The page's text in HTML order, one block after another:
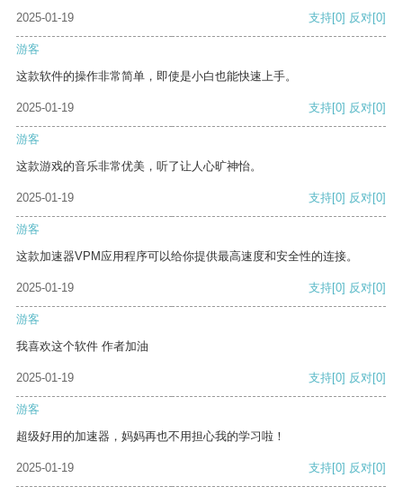
2025-01-19 支持[0] 反对[0]
游客
这款软件的操作非常简单，即使是小白也能快速上手。
2025-01-19 支持[0] 反对[0]
游客
这款游戏的音乐非常优美，听了让人心旷神怡。
2025-01-19 支持[0] 反对[0]
游客
这款加速器VPM应用程序可以给你提供最高速度和安全性的连接。
2025-01-19 支持[0] 反对[0]
游客
我喜欢这个软件 作者加油
2025-01-19 支持[0] 反对[0]
游客
超级好用的加速器，妈妈再也不用担心我的学习啦！
2025-01-19 支持[0] 反对[0]